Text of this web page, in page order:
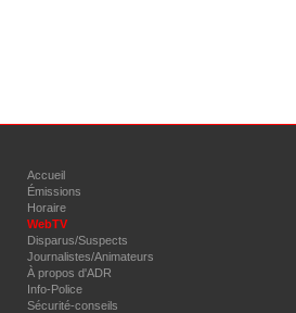
Accueil
Émissions
Horaire
WebTV
Disparus/Suspects
Journalistes/Animateurs
À propos d'ADR
Info-Police
Sécurité-conseils